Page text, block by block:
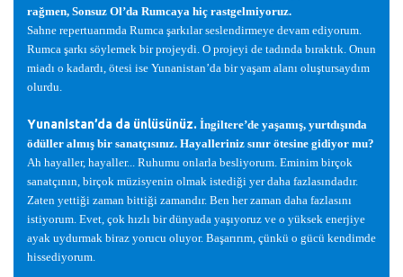
rağmen, Sonsuz Ol’da Rumcaya hiç rastgelmiyoruz.
Sahne repertuarımda Rumca şarkılar seslendirmeye devam ediyorum.
Rumca şarkı söylemek bir projeydi. O projeyi de tadında bıraktık. Onun
miadı o kadardı, ötesi ise Yunanistan’da bir yaşam alanı oluştursaydım
olurdu.
Yunanistan’da da ünlüsünüz. İngiltere’de yaşamış, yurtdışında
ödüller almış bir sanatçısınız. Hayalleriniz sınır ötesine gidiyor mu?
Ah hayaller, hayaller... Ruhumu onlarla besliyorum. Eminim birçok
sanatçının, birçok müzisyenin olmak istediği yer daha fazlasındadır.
Zaten yettiği zaman bittiği zamandır. Ben her zaman daha fazlasını
istiyorum. Evet, çok hızlı bir dünyada yaşıyoruz ve o yüksek enerjiye
ayak uydurmak biraz yorucu oluyor. Başarırım, çünkü o gücü kendimde
hissediyorum.